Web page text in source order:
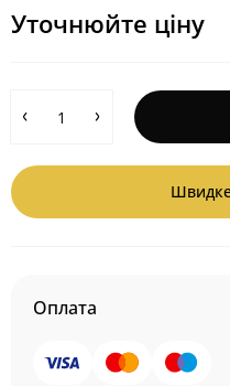
Уточнюйте ціну
Оплата